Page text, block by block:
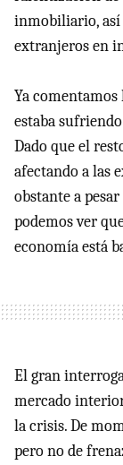
inmobiliario, así
extranjeros en
Ya
estaba
Dado que el
afectando a las
obstante a
podemos ver
economía está
El gran
mercado
la crisis. De
pero no de